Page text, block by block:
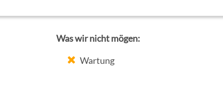
Was wir nicht mögen:
Wartung